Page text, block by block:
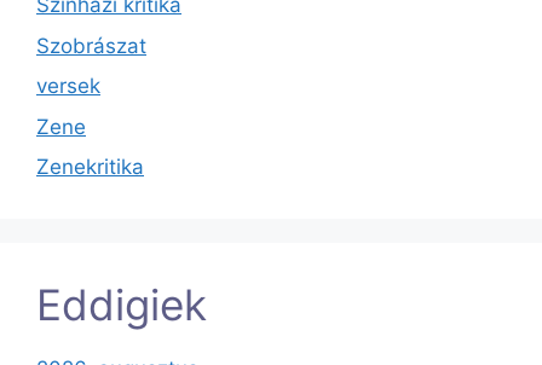
Színházi kritika
Szobrászat
versek
Zene
Zenekritika
Eddigiek